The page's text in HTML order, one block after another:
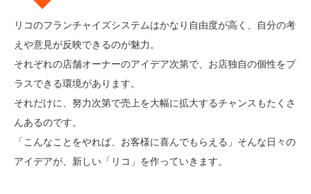
リコのフランチャイズシステムはかなり自由度が高く、自分の考
えや意見が反映できるのが魅力。
それぞれの店舗オーナーのアイデア次第で、お店独自の個性をプ
ラスできる環境があります。
それだけに、努力次第で売上を大幅に拡大するチャンスもたくさ
んあるのです。
「こんなことをやれば、お客様に喜んでもらえる」そんな日々の
アイデアが、新しい「リコ」を作っていきます。